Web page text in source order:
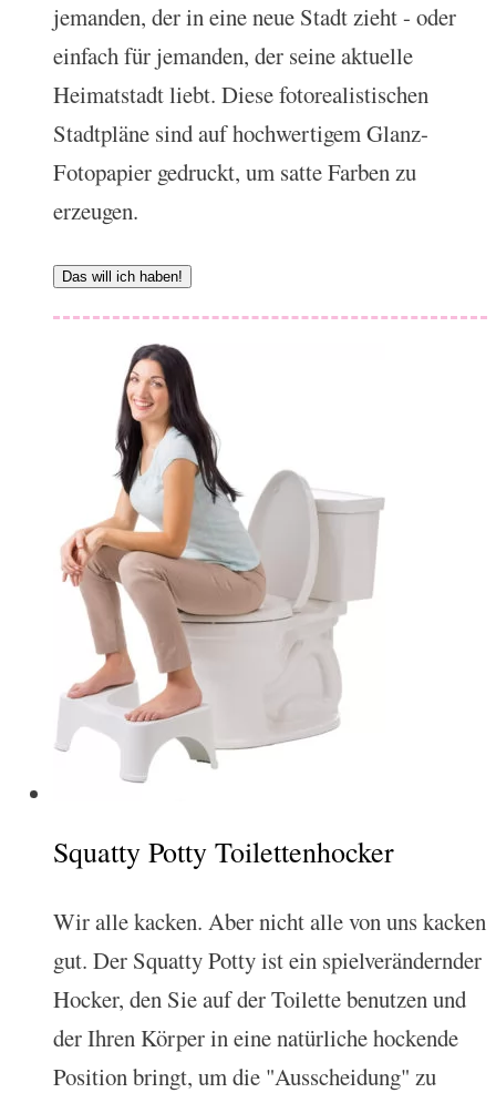
jemanden, der in eine neue Stadt zieht - oder
einfach für jemanden, der seine aktuelle
Heimatstadt liebt. Diese fotorealistischen
Stadtpläne sind auf hochwertigem Glanz-
Fotopapier gedruckt, um satte Farben zu
erzeugen.
Das will ich haben!
Squatty Potty Toilettenhocker
Wir alle kacken. Aber nicht alle von uns kacken
gut. Der Squatty Potty ist ein spielverändernder
Hocker, den Sie auf der Toilette benutzen und
der Ihren Körper in eine natürliche hockende
Position bringt, um die "Ausscheidung" zu